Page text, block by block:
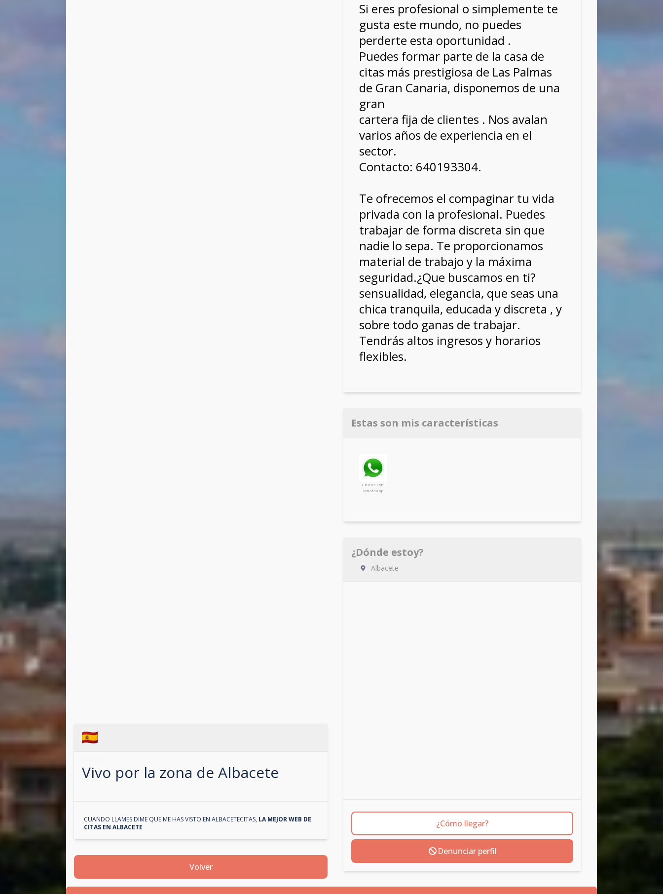
Vivo por la zona deAlbacete
CUANDO LLAMES DIME QUE ME HAS VISTO ENALBACETECITAS, LA MEJOR WEB DE
CITAS ENALBACETE
Volver
Si eres profesional o simplemente te
gusta este mundo, no puedes
perderte esta oportunidad .
Puedes formar parte de la casa de
citas más prestigiosa de Las Palmas
de Gran Canaria, disponemos de una
gran
cartera fija de clientes . Nos avalan
varios años de experiencia en el
sector.
Contacto: 640193304.
Te ofrecemos el compaginar tu vida
privada con la profesional. Puedes
trabajar de forma discreta sin que
nadie lo sepa. Te proporcionamos
material de trabajo y la máxima
seguridad.¿Que buscamos en ti?
sensualidad, elegancia, que seas una
chica tranquila, educada y discreta , y
sobre todo ganas de trabajar.
Tendrás altos ingresos y horarios
flexibles.
Estas son mis características
Chicas con
Whatsapp
¿Dónde estoy?
Albacete
¿Cómo llegar?
Denunciar perfil